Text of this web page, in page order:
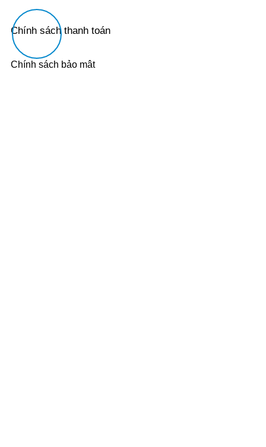
Chính sách thanh toán
Chính sách bảo mật